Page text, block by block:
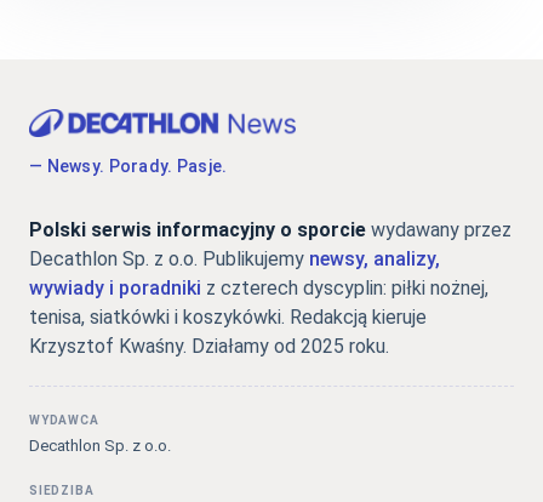
— Newsy. Porady. Pasje.
Polski serwis informacyjny o sporcie wydawany przez
Decathlon Sp. z o.o. Publikujemy newsy, analizy,
wywiady i poradniki z czterech dyscyplin: piłki nożnej,
tenisa, siatkówki i koszykówki. Redakcją kieruje
Krzysztof Kwaśny. Działamy od 2025 roku.
WYDAWCA
Decathlon Sp. z o.o.
SIEDZIBA